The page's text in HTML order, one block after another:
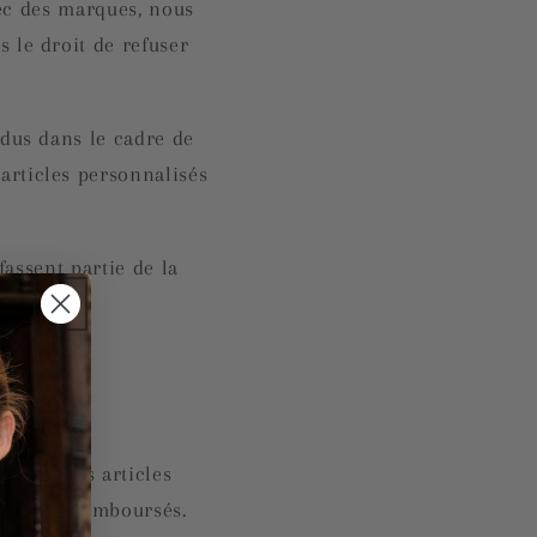
des marques, nous
le droit de refuser
dans le cadre de
personnalisés
partie de la
Si les articles
pas remboursés.